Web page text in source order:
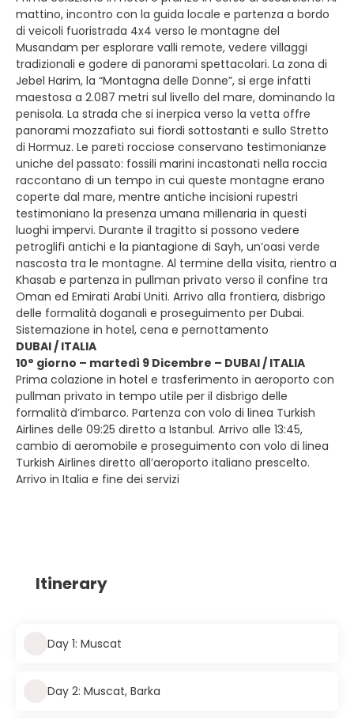
mattino, incontro con la guida locale e partenza a bordo
di veicoli fuoristrada 4x4 verso le montagne del
Musandam per esplorare valli remote, vedere villaggi
tradizionali e godere di panorami spettacolari. La zona di
Jebel Harim, la “Montagna delle Donne”, si erge infatti
maestosa a 2.087 metri sul livello del mare, dominando la
penisola. La strada che si inerpica verso la vetta offre
panorami mozzafiato sui fiordi sottostanti e sullo Stretto
di Hormuz. Le pareti rocciose conservano testimonianze
uniche del passato: fossili marini incastonati nella roccia
raccontano di un tempo in cui queste montagne erano
coperte dal mare, mentre antiche incisioni rupestri
testimoniano la presenza umana millenaria in questi
luoghi impervi. Durante il tragitto si possono vedere
petroglifi antichi e la piantagione di Sayh, un’oasi verde
nascosta tra le montagne. Al termine della visita, rientro a
Khasab e partenza in pullman privato verso il confine tra
Oman ed Emirati Arabi Uniti. Arrivo alla frontiera, disbrigo
delle formalità doganali e proseguimento per Dubai.
Sistemazione in hotel, cena e pernottamento
DUBAI / ITALIA
10° giorno – martedì 9 Dicembre – DUBAI / ITALIA
Prima colazione in hotel e trasferimento in aeroporto con
pullman privato in tempo utile per il disbrigo delle
formalità d’imbarco. Partenza con volo di linea Turkish
Airlines delle 09:25 diretto a Istanbul. Arrivo alle 13:45,
cambio di aeromobile e proseguimento con volo di linea
Turkish Airlines diretto all’aeroporto italiano prescelto.
Arrivo in Italia e fine dei servizi
Itinerary
Day 1: Muscat
Day 2: Muscat, Barka